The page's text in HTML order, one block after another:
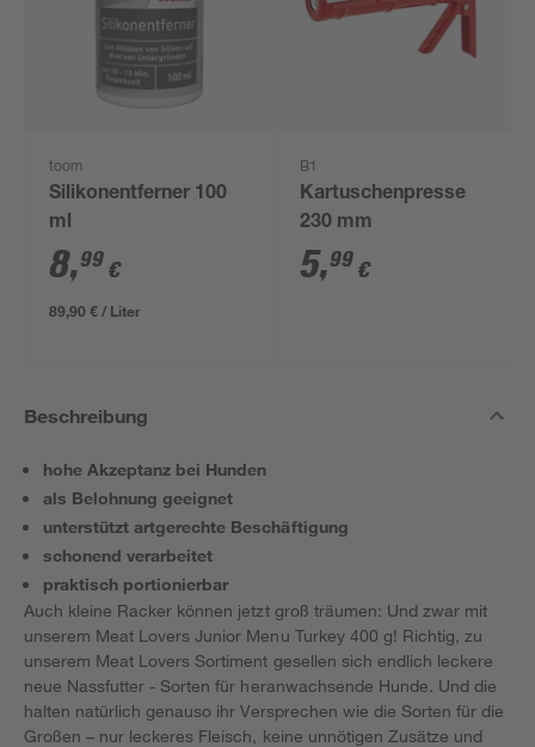
toom
Silikonentferner 100
ml
8,99 €
89,90 € / Liter
B1
Kartuschenpresse
230 mm
5,99 €
Beschreibung
hohe Akzeptanz bei Hunden
als Belohnung geeignet
unterstützt artgerechte Beschäftigung
schonend verarbeitet
praktisch portionierbar
Auch kleine Racker können jetzt groß träumen: Und zwar mit
unserem Meat Lovers Junior Menu Turkey 400 g! Richtig, zu
unserem Meat Lovers Sortiment gesellen sich endlich leckere
neue Nassfutter - Sorten für heranwachsende Hunde. Und die
halten natürlich genauso ihr Versprechen wie die Sorten für die
Großen – nur leckeres Fleisch, keine unnötigen Zusätze und